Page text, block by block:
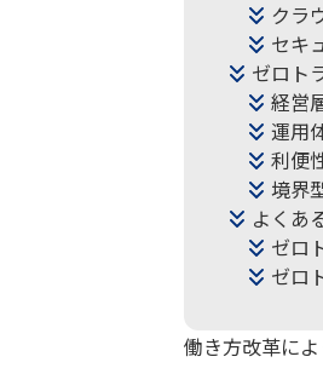
クラ
セキ
ゼロト
経営
運用
利便
境界
よくあ
ゼロ
ゼロ
働き方改革に